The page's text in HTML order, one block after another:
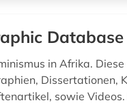
Database
in Afrika.
Dissertationen,
sowie Videos.